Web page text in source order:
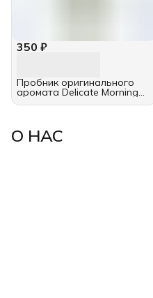
350 ₽
Пробник оригинального
аромата Delicate Morning
О НАС